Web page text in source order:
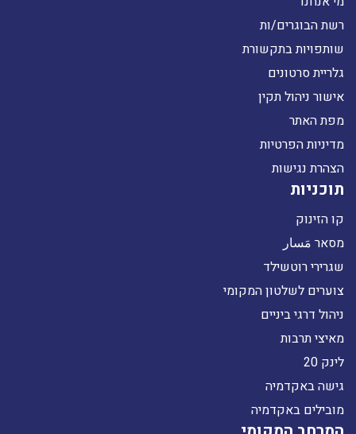
רשת הבוגרים/ות
שותפויות בתקשורת
גלריית סרטונים
אישור ניהול תקין
מפת האתר
מדיניות הפרטיות
הצהרת נגישות
תוכניות
קו הזינוק
מסאר مَسار
שגרירי רוטשילד
צוערים לשלטון המקומי
ניהול דרגי ביניים
מאיצי תרבות
לינק 20
גישה באקדמיה
מובילים באקדמיה